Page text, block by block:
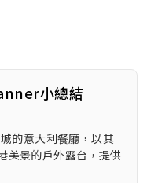
小總結
的意大利餐廳，以其
美景的戶外露台，提供